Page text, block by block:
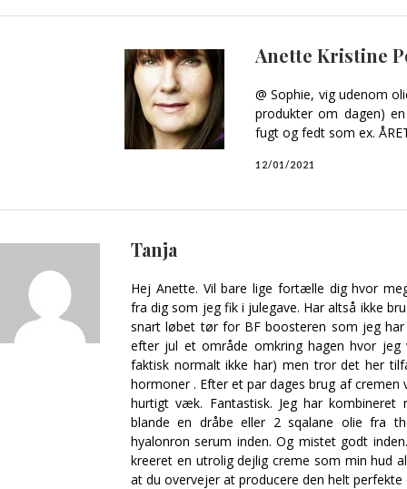
Anette Kristine
@ Sophie, vig udenom
produkter om dagen)
fugt og fedt som ex.
12/01/2021
Tanja
Hej Anette. Vil bare lige fortælle dig hvor
fra dig som jeg fik i julegave. Har altså ikke
snart løbet tør for BF boosteren som jeg har
efter jul et område omkring hagen hvor
faktisk normalt ikke har) men tror det her
hormoner . Efter et par dages brug af
hurtigt væk. Fantastisk. Jeg har
blande en dråbe eller 2 sqalane olie fra
hyalonron serum inden. Og mistet godt
kreeret en utrolig dejlig creme som min hud
at du overvejer at producere den helt